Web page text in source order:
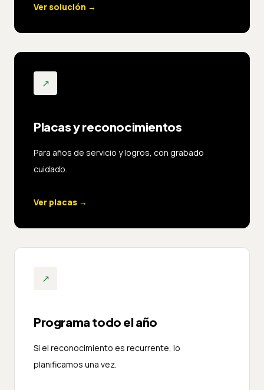
Ver solución →
↗
Placas y reconocimientos
Para años de servicio y logros, con grabado
cuidado.
Ver placas →
↗
Programa todo el año
Si el reconocimiento es recurrente, lo
planificamos una vez.